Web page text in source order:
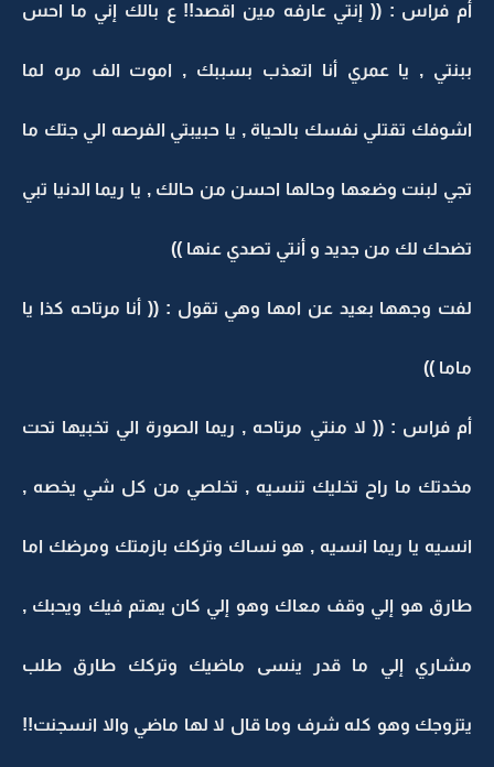
أم فراس : (( إنتي عارفه مين اقصد!! ع بالك إني ما احس
ببنتي , يا عمري أنا اتعذب بسببك , اموت الف مره لما
اشوفك تقتلي نفسك بالحياة , يا حبيبتي الفرصه الي جتك ما
تجي لبنت وضعها وحالها احسن من حالك , يا ريما الدنيا تبي
تضحك لك من جديد و أنتي تصدي عنها ))
لفت وجهها بعيد عن امها وهي تقول : (( أنا مرتاحه كذا يا
ماما ))
أم فراس : (( لا منتي مرتاحه , ريما الصورة الي تخبيها تحت
مخدتك ما راح تخليك تنسيه , تخلصي من كل شي يخصه ,
انسيه يا ريما انسيه , هو نساك وتركك بازمتك ومرضك اما
طارق هو إلي وقف معاك وهو إلي كان يهتم فيك ويحبك ,
مشاري إلي ما قدر ينسى ماضيك وتركك طارق طلب
يتزوجك وهو كله شرف وما قال لا لها ماضي والا انسجنت!!